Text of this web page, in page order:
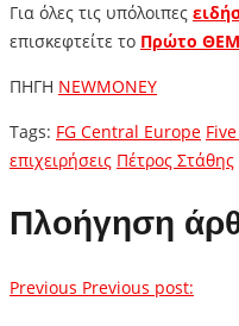
Για όλες τις υπόλοιπες
επισκεφτείτε το Πρώτο
ΠΗΓΗ NEWMONEY
Tags: FG Central Europe
επιχειρήσεις Πέτρος Στάθης
Πλοήγηση
Previous Previous post: